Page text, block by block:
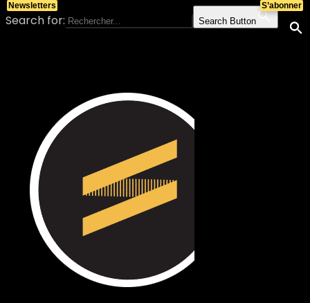
Search for: Search Button
S’abonner
Newsletters